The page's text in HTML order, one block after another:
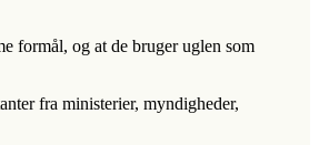
formål, og at de bruger uglen som
fra ministerier, myndigheder,